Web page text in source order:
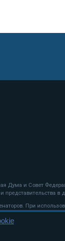
Дума и Совет
в
При